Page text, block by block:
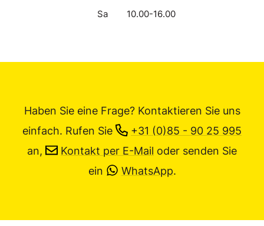
Sa
10.00-16.00
Haben Sie eine Frage? Kontaktieren Sie uns
einfach. Rufen Sie
+31 (0)85 - 90 25 995
an,
Kontakt per E-Mail oder senden Sie
ein
WhatsApp.